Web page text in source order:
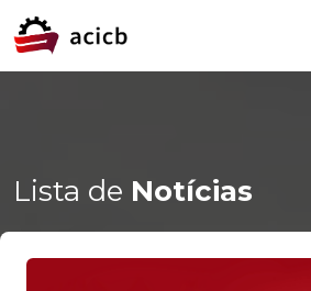
Lista de Notícias